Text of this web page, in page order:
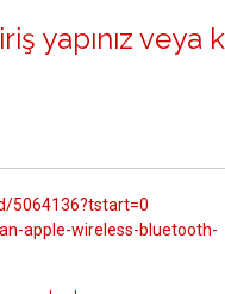
yapınız veya
5064136?tstart=0
apple-wireless-bluetooth-